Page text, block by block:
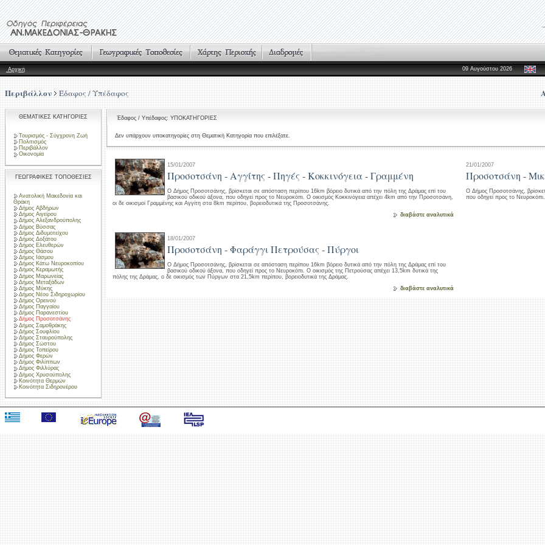
Αρχική 09 Αυγούστου 2026
Περιβάλλον Έδαφος / Υπέδαφος
ΘΕΜΑΤΙΚΕΣ ΚΑΤΗΓΟΡΙΕΣ
Τουρισμός - Σύγχρονη Ζωή
Πολιτισμός
Περιβάλλον
Οικονομία
ΓΕΩΓΡΑΦΙΚΕΣ ΤΟΠΟΘΕΣΙΕΣ
Ανατολική Μακεδονία και
Θράκη
Δήμος Αβδήρων
Δήμος Αιγείρου
Δήμος Αλεξανδρούπολης
Δήμος Βύσσας
Δήμος Διδυμοτείχου
Δήμος Δοξάτου
Δήμος Ελευθερών
Δήμος Θάσου
Δήμος Ιάσμου
Δήμος Κάτω Νευροκοπίου
Δήμος Κεραμωτής
Δήμος Μαρωνείας
Δήμος Μεταξάδων
Δήμος Μύκης
Δήμος Νέου Σιδηροχωρίου
Δήμος Ορεινού
Δήμος Παγγαίου
Δήμος Παρανεστίου
Δήμος Προσοτσάνης
Δήμος Σαμοθράκης
Δήμος Σουφλίου
Δήμος Σταυρούπολης
Δήμος Σώστου
Δήμος Τοπείρου
Δήμος Φερών
Δήμος Φιλίππων
Δήμος Φιλλύρας
Δήμος Χρυσούπολης
Κοινότητα Θερμών
Κοινότητα Σιδηρονέρου
Έδαφος / Υπέδαφος: ΥΠΟΚΑΤΗΓΟΡΙΕΣ
Δεν υπάρχουν υποκατηγορίες στη Θεματική Κατηγορία που επιλέξατε.
15/01/2007
Προσοτσάνη - Αγγίτης - Πηγές - Κοκκινόγεια - Γραμμένη
Ο Δήμος Προσοτσάνης, βρίσκεται σε απόσταση περίπου 16km βόρειο δυτικά από την πόλη της Δράμας επί του
βασικού οδικού άξονα, που οδηγεί προς το Νευροκόπι. Ο οικισμός Κοκκινόγεια απέχει 4km από την Προσοτσάνη,
οι δε οικισμοί Γραμμένης και Αγγίτη στα 8km περίπου, βορειοδυτικά της Προσοτσάνης.
διαβάστε αναλυτικά
18/01/2007
Προσοτσάνη - Φαράγγι Πετρούσας - Πύργοι
Ο Δήμος Προσοτσάνης, βρίσκεται σε απόσταση περίπου 16km βόρειο δυτικά από την πόλη της Δράμας επί του
βασικού οδικού άξονα, που οδηγεί προς το Νευροκόπι. Ο οικισμός της Πετρούσας απέχει 13,5km δυτικά της
πόλης της Δράμας, ο δε οικισμός των Πύργων στα 21,5km περίπου, βορειοδυτικά της Δράμας.
διαβάστε αναλυτικά
21/01/2007
Προσοτσάνη -
Ο Δήμος Προσοτσάνης,
που οδηγεί προς το